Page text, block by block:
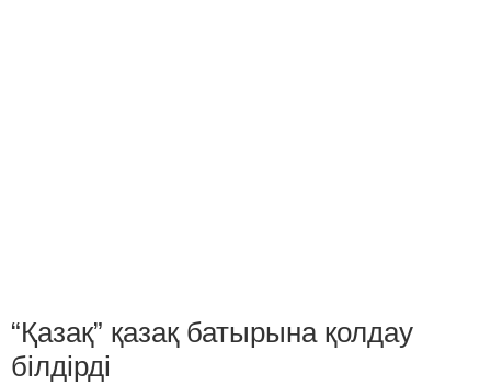
“Қазақ” қазақ батырына қолдау
білдірді